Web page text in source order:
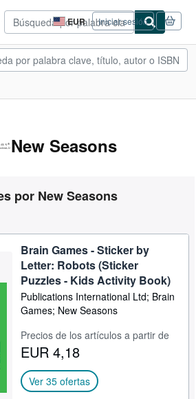
EUR
Preferencias
de
compra
del
Iniciar sesión
New Seasons
por New Seasons
Brain Games - Sticker by
Letter: Robots (Sticker
Puzzles - Kids Activity Book)
Publications International Ltd; Brain
Games; New Seasons
Precios de los artículos a partir de
EUR 4,18
Ver 35 ofertas